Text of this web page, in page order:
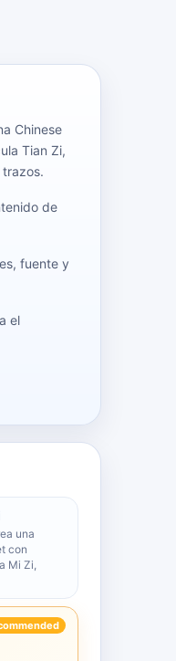
Chinese
Tian Zi,
de
fuente y
el
una
con
Mi Zi,